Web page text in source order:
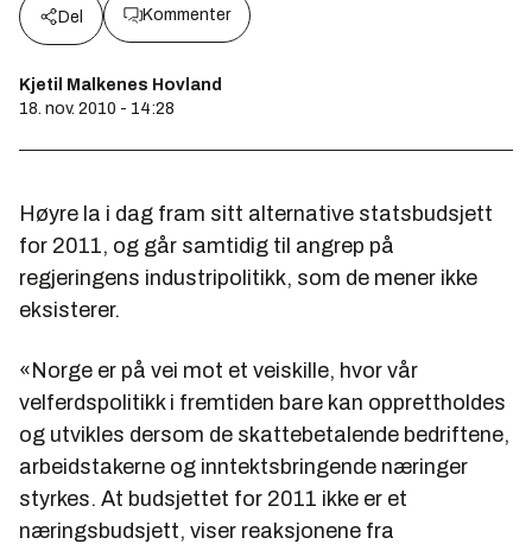
Del Kommenter
Kjetil Malkenes Hovland
18. nov. 2010 - 14:28
Høyre la i dag fram sitt alternative statsbudsjett
for 2011, og går samtidig til angrep på
regjeringens industripolitikk, som de mener ikke
eksisterer.
«Norge er på vei mot et veiskille, hvor vår
velferdspolitikk i fremtiden bare kan opprettholdes
og utvikles dersom de skattebetalende bedriftene,
arbeidstakerne og inntektsbringende næringer
styrkes. At budsjettet for 2011 ikke er et
næringsbudsjett, viser reaksjonene fra